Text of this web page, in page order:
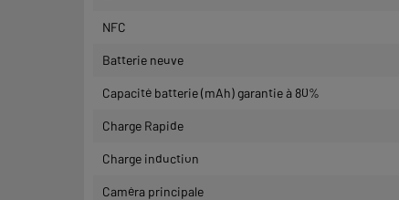
NFC
Batterie neuve
Capacité batterie (mAh) garantie à 80%
Charge Rapide
Charge induction
Caméra principale